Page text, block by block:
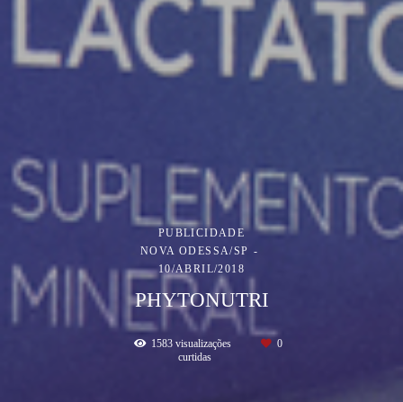
PUBLICIDADE
NOVA ODESSA/SP
10/ABRIL/2018
PHYTONUTRI
1583 visualizações
0
curtidas